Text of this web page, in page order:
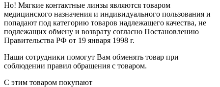
Но! Мягкие контактные линзы являются товаром
медицинского назначения и индивидуального пользования и
попадают под категорию товаров надлежащего качества, не
подлежащих обмену и возврату согласно Постановлению
Правительства РФ от 19 января 1998 г.
Наши сотрудники помогут Вам обменять товар при
соблюдении правил обращения с товаром.
С этим товаром покупают